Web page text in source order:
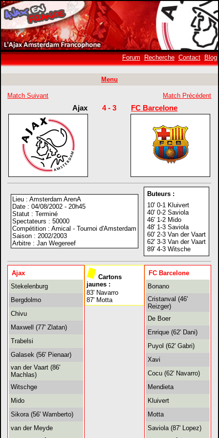
Forum Recherche Contact Blog
Menu
Match Suivant Match Précédent
Ajax 4 - 3 FC Barcelone
Lieu : Amsterdam ArenA
Date : 04/08/2002 - 20h45
Statut : Terminé
Spectateurs : 50000
Compétition : Amical - Tournoi d'Amsterdam
Saison : 2002/2003
Arbitre : Jan Wegereef
Buteurs :
10' 0-1 Kluivert
40' 0-2 Saviola
46' 1-2 Mido
48' 1-3 Saviola
60' 2-3 Van der Vaart
62' 3-3 Van der Vaart
89' 4-3 Witsche
Ajax
Stekelenburg
Bergdolmo
Chivu
Maxwell (77' Zlatan)
Trabelsi
Galasek (56' Pienaar)
van der Vaart (86'
Machlas)
Witschge
Mido
Sikora (56' Wamberto)
van der Meyde
Cartons
jaunes :
83' Navarro
87' Motta
FC Barcelone
Bonano
Cristanval (46'
Reizger)
De Boer
Enrique (62' Dani)
Puyol (62' Gabri)
Xavi
Cocu (62' Navarro)
Mendieta
Kluivert
Motta
Saviola (87' Lopez)